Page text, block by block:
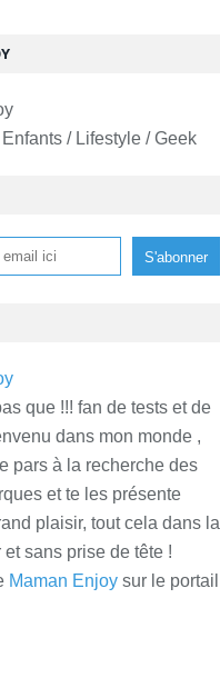
/ Lifestyle / Geek
que !!! fan de tests et de
dans mon monde ,
pars à la recherche des
et te les présente
plaisir, tout cela dans la
sans prise de tête !
Maman Enjoy sur le portail